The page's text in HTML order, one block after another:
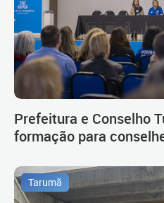
Prefeitura e Conselho
formação para
Tarumã